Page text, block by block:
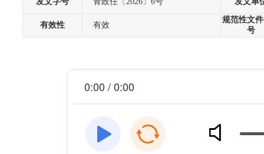
有效性 有效
规范性文
号
0:00 / 0:00